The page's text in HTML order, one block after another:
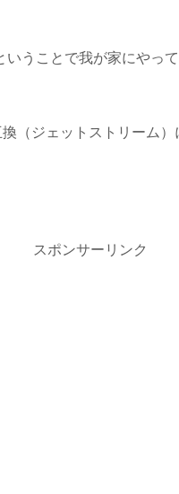
いうことで我が家にやっ
（ジェットストリーム）
スポンサーリンク